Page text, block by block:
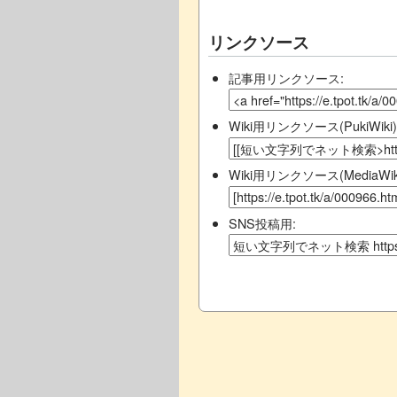
リンクソース
記事用リンクソース:
Wiki用リンクソース
Wiki用リンクソース
SNS投稿用: